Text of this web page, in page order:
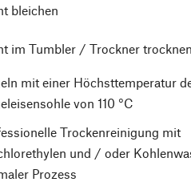
bleichen
im Tumbler / Trockner trocknen
mit einer Höchsttemperatur
von 110 °C
Trockenreinigung mit
und / oder
Prozess